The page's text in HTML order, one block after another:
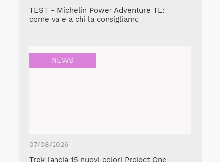
TEST - Michelin Power Adventure TL:
come va e a chi la consigliamo
NEWS
07/08/2026
Trek lancia 15 nuovi colori Project One